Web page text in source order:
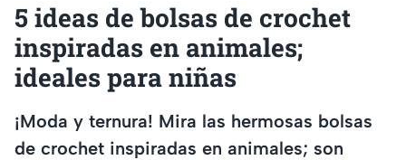
5 ideas de bolsas de crochet
inspiradas en animales;
ideales para niñas
¡Moda y ternura! Mira las hermosas bolsas
de crochet inspiradas en animales; son